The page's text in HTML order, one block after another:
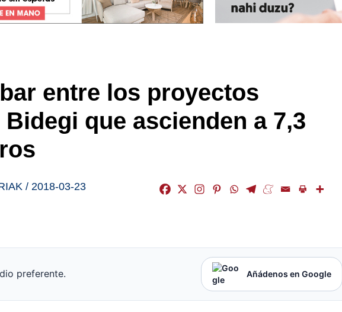
entre los proyectos
que ascienden a 7,3
/ 2018-03-23
preferente. Añádenos en Google